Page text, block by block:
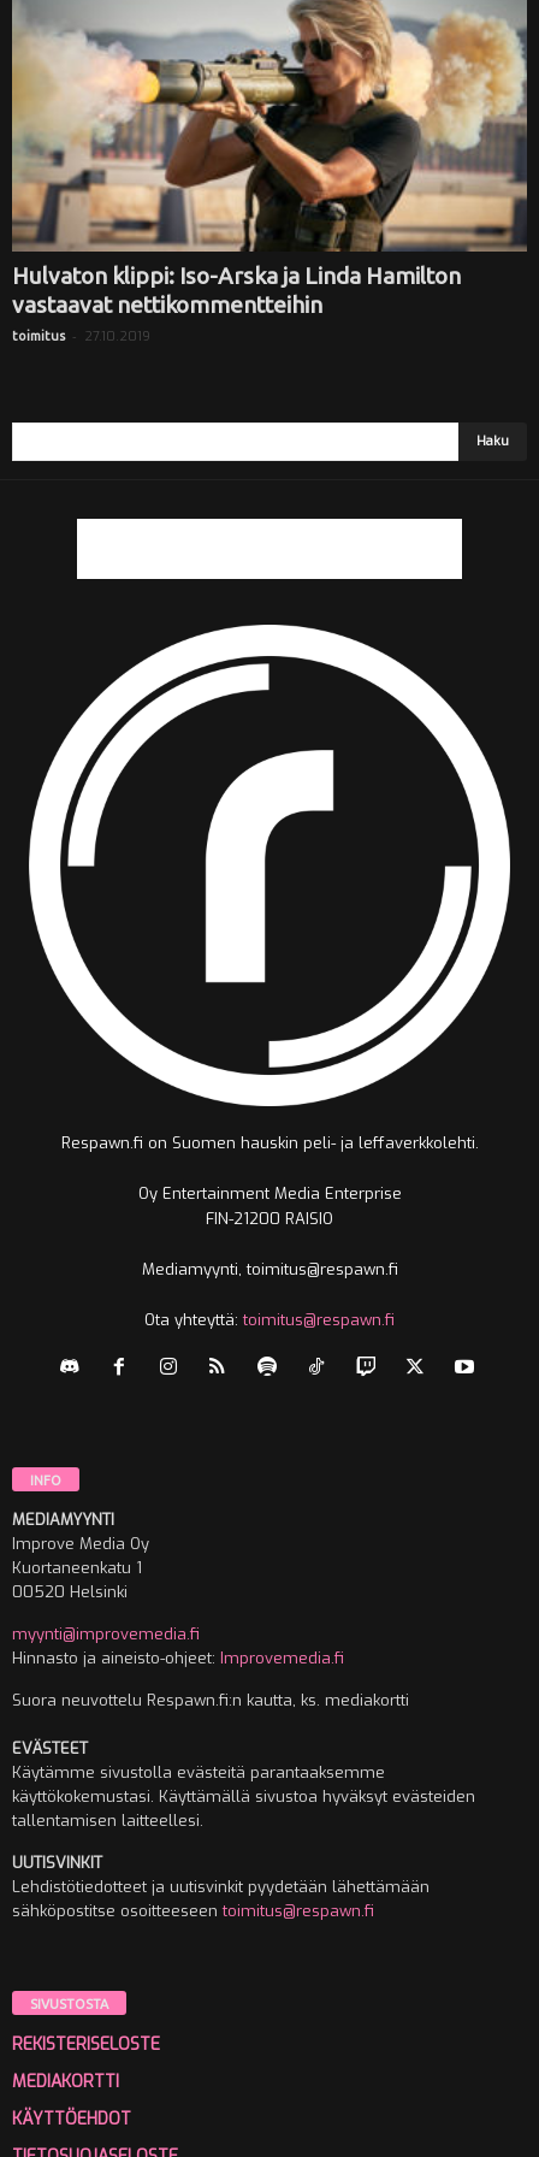
Hulvaton klippi: Iso-Arska ja Linda Hamilton
vastaavat nettikommentteihin
toimitus - 27.10.2019
Respawn.fi on Suomen hauskin peli- ja leffaverkkolehti.
Oy Entertainment Media Enterprise
FIN-21200 RAISIO
Mediamyynti, toimitus@respawn.fi
Ota yhteyttä:toimitus@respawn.fi
INFO
MEDIAMYYNTI
Improve Media Oy
Kuortaneenkatu 1
00520 Helsinki
myynti@improvemedia.fi
Hinnasto ja aineisto-ohjeet: Improvemedia.fi
Suora neuvottelu Respawn.fi:n kautta, ks. mediakortti
EVÄSTEET
Käytämme sivustolla evästeitä parantaaksemme
käyttökokemustasi. Käyttämällä sivustoa hyväksyt evästeiden
tallentamisen laitteellesi.
UUTISVINKIT
Lehdistötiedotteet ja uutisvinkit pyydetään lähettämään
sähköpostitse osoitteeseentoimitus@respawn.fi
SIVUSTOSTA
REKISTERISELOSTE
MEDIAKORTTI
KÄYTTÖEHDOT